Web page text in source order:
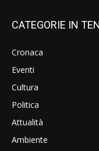
CATEGORIE IN
Cronaca
Eventi
Cultura
Politica
Attualità
Ambiente